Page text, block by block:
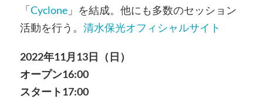
「Cyclone」を結成。他にも多数のセッション
活動を行う。 清水保光オフィシャルサイト
2022年11月13日（日）
オープン16:00
スタート17:00